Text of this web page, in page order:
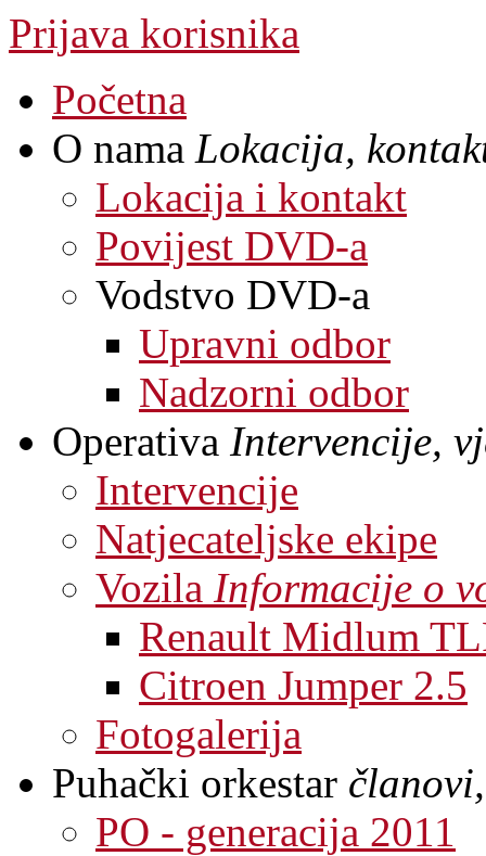
Prijava korisnika
Početna
O nama Lokacija,
Lokacija i kontakt
Povijest DVD-a
Vodstvo DVD-a
Upravni odbor
Nadzorni odbor
Operativa Intervencije,
Intervencije
Natjecateljske ekipe
Vozila Informacije o
Renault Midlum
Citroen Jumper 2.5
Fotogalerija
Puhački orkestar
PO - generacija 2011